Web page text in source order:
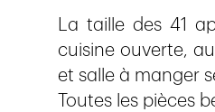
La taille des 41
cuisine ouverte,
et salle à manger
Toutes les pièces